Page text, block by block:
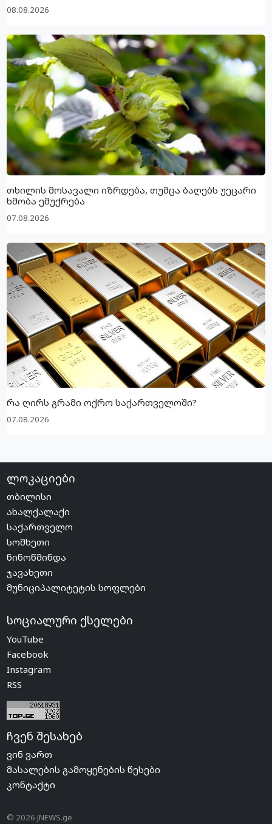
08.08.2026
თხილის მოსავალი იზრდება, თუმცა ბაღებს უეცარი
ხმობა ემუქრება
07.08.2026
რა ღირს გრამი ოქრო საქართველოში?
07.08.2026
ლოკაციები
თბილისი
ახალქალაქი
საქართველო
სომხეთი
ნინოწმინდა
ჯავახეთი
მუნიციპალიტეტის სოფლები
სოციალური ქსელები
YouTube
Facebook
Instagram
RSS
ჩვენ შესახებ
ვინ ვართ
მასალების გამოყენების წესები
კონტაქტი
© 2026 JNEWS.ge